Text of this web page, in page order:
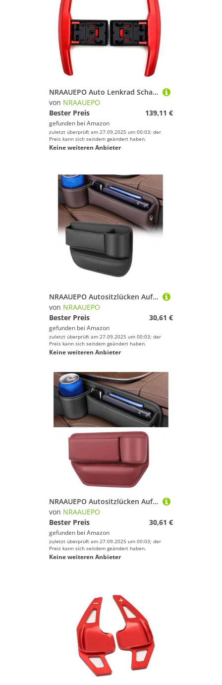
Sportausrüstung!
NRAAUEPO Auto Lenkrad Schaltwippen für BMW 2er F22 F23 2014-2018 Auto Lenkrad Schaltwippen Extensions Abdeckung 2 stücke Aluminium Teile
von NRAAUEPO
Bester Preis
139,11 €
gefunden bei Amazon
zuletzt überprüft am 27.09.2025 um 00:03; der
Preis kann sich seitdem geändert haben.
Keine weiteren Anbieter
NRAAUEPO Autositzlücken Aufbewahrungsbox für Seat Alhambra 2010-2018 Auto Leder Getränkehalter Lücke Tasche Sitze Lücke Füller Organizer Innen Zubehör
von NRAAUEPO
Bester Preis
30,61 €
gefunden bei Amazon
zuletzt überprüft am 27.09.2025 um 00:03; der
Preis kann sich seitdem geändert haben.
Keine weiteren Anbieter
NRAAUEPO Autositzlücken Aufbewahrungsbox für kia Sportage 2011-2019 Auto Leder Getränkehalter Lücke Tasche Sitze Lücke Füller Organizer Innen Zubehör
von NRAAUEPO
Bester Preis
30,61 €
gefunden bei Amazon
zuletzt überprüft am 27.09.2025 um 00:03; der
Preis kann sich seitdem geändert haben.
Keine weiteren Anbieter